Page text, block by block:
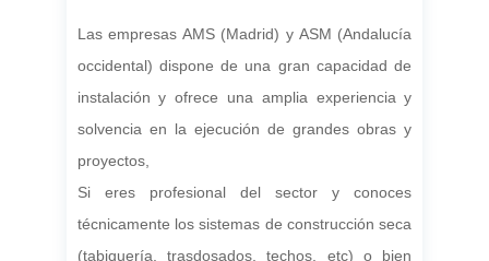
Las empresas AMS (Madrid) y ASM (Andalucía
occidental) dispone de una gran capacidad de
instalación y ofrece una amplia experiencia y
solvencia en la ejecución de grandes obras y
proyectos,
Si eres profesional del sector y conoces
técnicamente los sistemas de construcción seca
(tabiquería, trasdosados, techos, etc) o bien